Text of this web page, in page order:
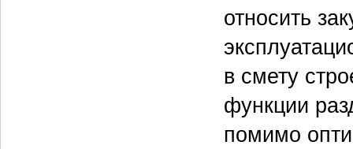
относить
в смету
функции
помимо